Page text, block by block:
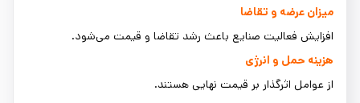
میزان عرضه و تقاضا
افزایش فعالیت صنایع باعث رشد تقاضا و قیمت می‌شود.
هزینه حمل و انرژی
از عوامل اثرگذار بر قیمت نهایی هستند.